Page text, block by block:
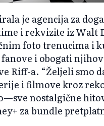
je agencija za
i rekvizite iz Walt
foto trenucima i
i obogati
Riff-a. “Željeli smo
i filmove kroz
nostalgične
za bundle